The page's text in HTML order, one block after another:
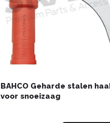
BAHCO Geharde stalen
voor snoeizaag